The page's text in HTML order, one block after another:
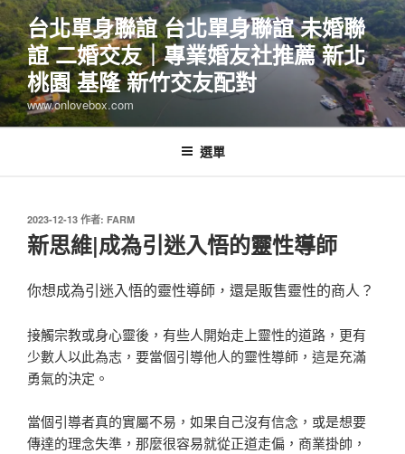
跳
至
主
要
內
容
台北單身聯誼 台北單身聯誼 未婚聯
誼 二婚交友｜專業婚友社推薦 新北
桃園 基隆 新竹交友配對
www.onlovebox.com
選單
發
佈
於
2023-12-13 作者: FARM
新思維|成為引迷入悟的靈性導師
你想成為引迷入悟的靈性導師，還是販售靈性的商人？
接觸宗教或身心靈後，有些人開始走上靈性的道路，更有
少數人以此為志，要當個引導他人的靈性導師，這是充滿
勇氣的決定。
當個引導者真的實屬不易，如果自己沒有信念，或是想要
傳達的理念失準，那麼很容易就從正道走偏，商業掛帥，